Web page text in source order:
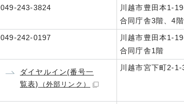
049-243-3824
川越市豊田本1-
合同庁舎3階、4階
049-242-0197
川越市豊田本1-
合同庁舎1階
ダイヤルイン(番号一
覧表)
（外部リンク）
川越市宮下町2-1-